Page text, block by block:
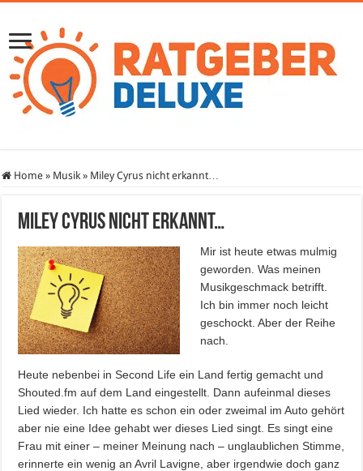
Home » Musik » Miley Cyrus nicht erkannt…
Miley Cyrus nicht erkannt…
Mir ist heute etwas mulmig
geworden. Was meinen
Musikgeschmack betrifft.
Ich bin immer noch leicht
geschockt. Aber der Reihe
nach.
Heute nebenbei in Second Life ein Land fertig gemacht und
Shouted.fm auf dem Land eingestellt. Dann aufeinmal dieses
Lied wieder. Ich hatte es schon ein oder zweimal im Auto gehört
aber nie eine Idee gehabt wer dieses Lied singt. Es singt eine
Frau mit einer – meiner Meinung nach – unglaublichen Stimme,
erinnerte ein wenig an Avril Lavigne, aber irgendwie doch ganz